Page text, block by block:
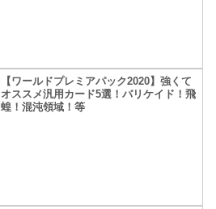
【ワールドプレミアパック2020】強くて
オススメ汎用カード5選！バリケイド！飛
蝗！混沌領域！等